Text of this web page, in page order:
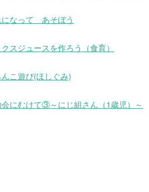
になって あそぼう
クスジュースを作ろう（食育）
こ遊び(ほしぐみ)
にむけて③～にじ組さん（1歳児）～